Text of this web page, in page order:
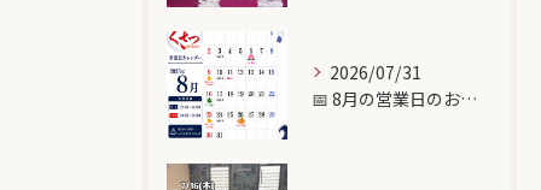
2026/07/31
📅 8月の営業日のお知らせ♨️